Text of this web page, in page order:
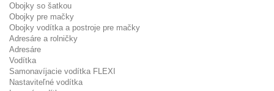
Obojky so šatkou
Obojky pre mačky
Obojky vodítka a postroje pre mačky
Adresáre a rolničky
Adresáre
Vodítka
Samonavíjacie vodítka FLEXI
Nastaviteľné vodítka